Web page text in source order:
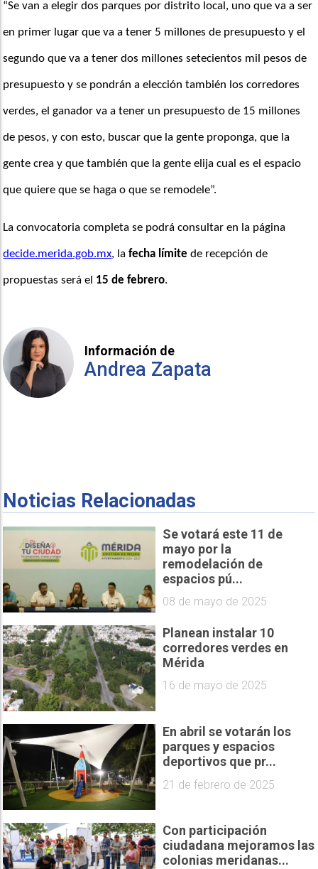
“Se van a elegir dos parques por distrito local, uno que va a ser
en primer lugar que va a tener 5 millones de presupuesto y el
segundo que va a tener dos millones setecientos mil pesos de
presupuesto y se pondrán a elección también los corredores
verdes, el ganador va a tener un presupuesto de 15 millones
de pesos, y con esto, buscar que la gente proponga, que la
gente crea y que también que la gente elija cual es el espacio
que quiere que se haga o que se remodele”.
decide.merida.gob.mx, la fecha límite de recepción de
propuestas será el 15 de febrero.
Información de
Andrea Zapata
Noticias Relacionadas
Se votará este 11 de
mayo por la
remodelación de
espacios pú...
08 de mayo de 2025
Planean instalar 10
corredores verdes en
Mérida
16 de mayo de 2025
En abril se votarán los
parques y espacios
deportivos que pr...
21 de febrero de 2025
Con participación
ciudadana mejoramos las
colonias meridanas...